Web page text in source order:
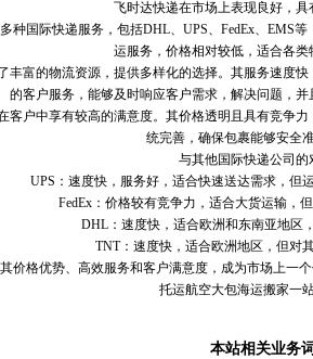
飞时达快递在市场上表现良好，
种国际快递服务，包括DHL、UPS、FedEx、EMS
运服务，价格相对较低，适合各
丰富的物流资源，提供多样化的选择。其服务速度
的客户服务，能够及时响应客户需求，解决问题，
客户中享有较高的满意度。其价格透明且具有竞争
统完善，确保包裹能够安全
与其他国际快递公司的
UPS：速度快，服务好，适合快速送达需求，但
FedEx：价格较有竞争力，适合大货运输，
DHL：速度快，适合欧洲和东南亚地区
TNT：速度快，适合欧洲地区，但对
价格优势、高效服务和客户满意度，成为市场上一
托运航空大包海运搬家一
本站相关业务